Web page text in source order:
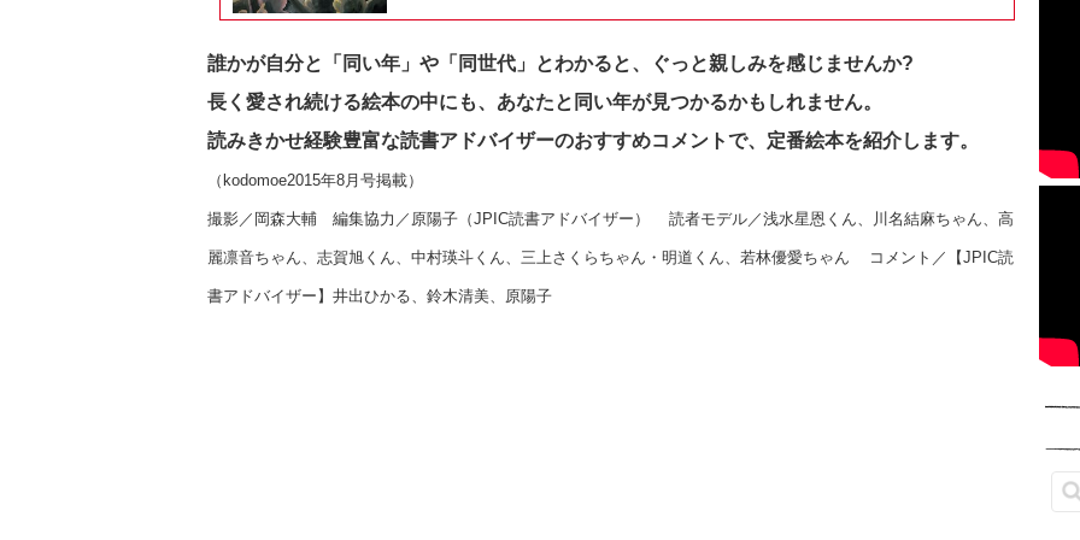
誰かが自分と「同い年」や「同世代」とわかると、ぐっと親しみを感じませんか?
長く愛され続ける絵本の中にも、あなたと同い年が見つかるかもしれません。
読みきかせ経験豊富な読書アドバイザーのおすすめコメントで、定番絵本を紹介します。
（kodomoe2015年8月号掲載）
撮影／岡森大輔 編集協力／原陽子（JPIC読書アドバイザー） 読者モデル／浅水星恩くん、川名結麻ちゃん、高
麗凛音ちゃん、志賀旭くん、中村瑛斗くん、三上さくらちゃん・明道くん、若林優愛ちゃん コメント／【JPIC読
書アドバイザー】井出ひかる、鈴木清美、原陽子